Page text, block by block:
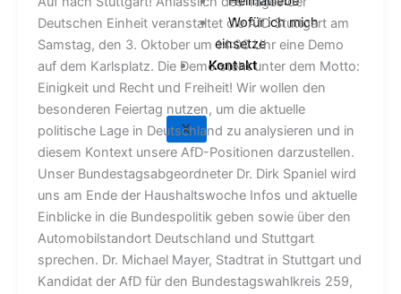
Wofür ich mich
einsetze
Kontakt
X
Deutschen Einheit veranstaltet die AfD Stuttgart am
Samstag, den 3. Oktober um 14:00 Uhr eine Demo
auf dem Karlsplatz. Die Demo steht unter dem Motto:
Einigkeit und Recht und Freiheit! Wir wollen den
besonderen Feiertag nutzen, um die aktuelle
politische Lage in Deutschland zu analysieren und in
diesem Kontext unsere AfD-Positionen darzustellen.
Unser Bundestagsabgeordneter Dr. Dirk Spaniel wird
uns am Ende der Haushaltswoche Infos und aktuelle
Einblicke in die Bundespolitik geben sowie über den
Automobilstandort Deutschland und Stuttgart
sprechen. Dr. Michael Mayer, Stadtrat in Stuttgart und
Kandidat der AfD für den Bundestagswahlkreis 259,